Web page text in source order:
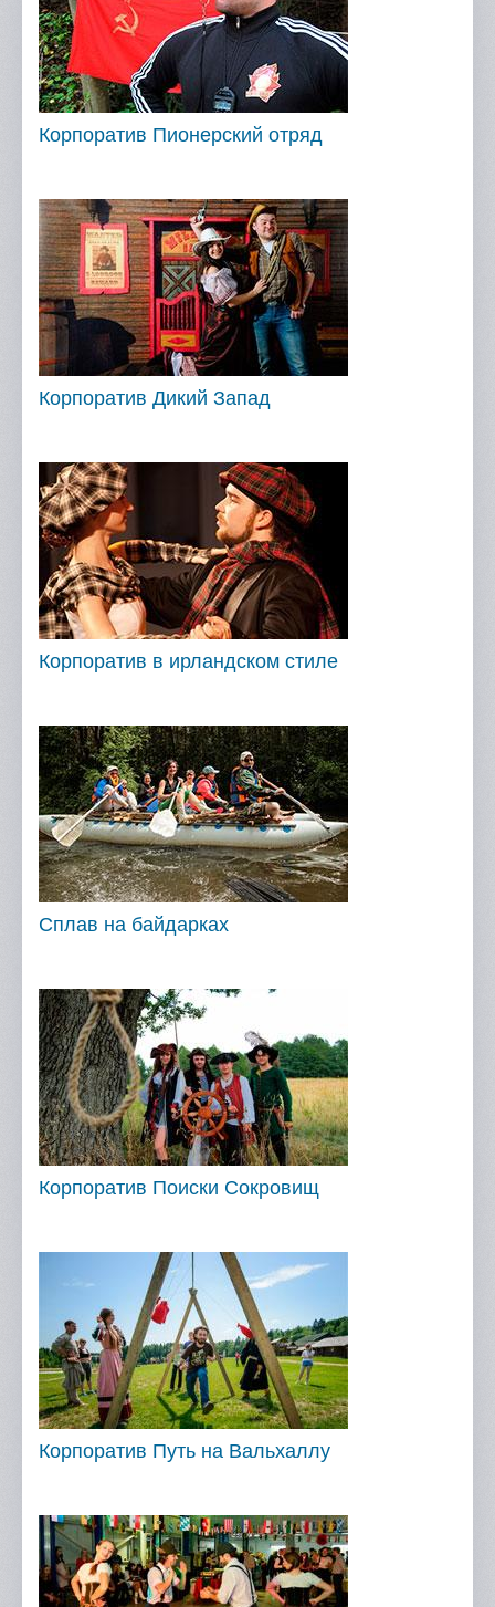
Корпоратив Пионерский отряд
Корпоратив Дикий Запад
Корпоратив в ирландском стиле
Сплав на байдарках
Корпоратив Поиски Сокровищ
Корпоратив Путь на Вальхаллу